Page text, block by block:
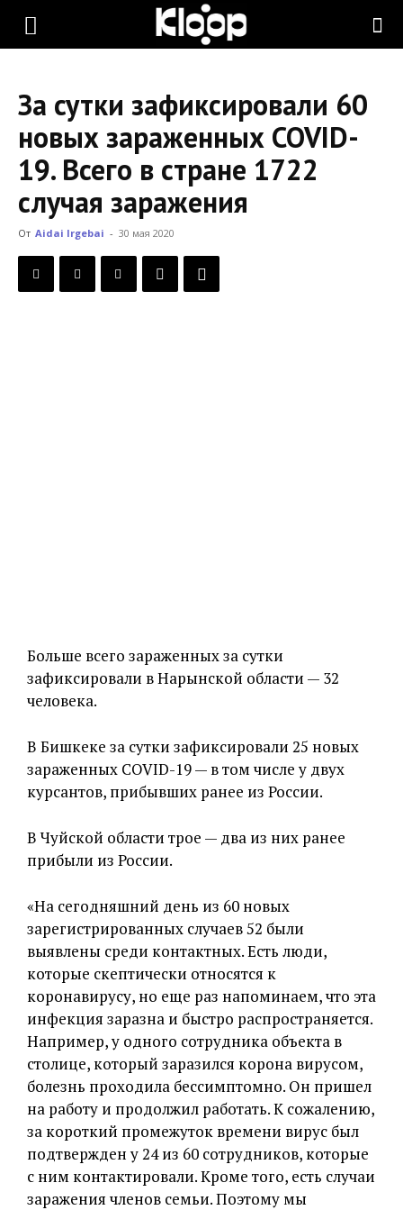
KLOOP.KG
Новости
Кыргызстана
За сутки зафиксировали 60
новых зараженных COVID-
19. Всего в стране 1722
случая заражения
От Aidai Irgebai - 30 мая 2020
Больше всего зараженных за сутки
зафиксировали в Нарынской области — 32
человека.
В Бишкеке за сутки зафиксировали 25 новых
зараженных COVID-19 — в том числе у двух
курсантов, прибывших ранее из России.
В Чуйской области трое — два из них ранее
прибыли из России.
«На сегодняшний день из 60 новых
зарегистрированных случаев 52 были
выявлены среди контактных.Есть люди,
которые скептически относятся к
коронавирусу, но еще раз напоминаем, что эта
инфекция заразна и быстро распространяется.
Например, у одного сотрудника объекта в
столице, который заразился корона вирусом,
болезнь проходила бессимптомно. Он пришел
на работу и продолжил работать. К сожалению,
за короткий промежуток времени вирус был
подтвержден у 24 из 60 сотрудников, которые
с ним контактировали. Кроме того, есть случаи
заражения членов семьи. Поэтому мы